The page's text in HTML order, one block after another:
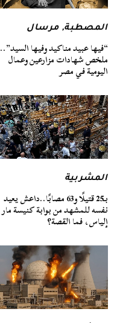
المصطبة,مرسال
“فيها عبيد مناكيد وفيها السيد”..
ملخص شهادات مزارعين وعمال
اليومية في مصر
المشربية
بـ25 قتيلًا و63 مصابًا..داعش يعيد
نفسه للمشهد من بوابة كنيسة مار
إلياس، فما القصة؟